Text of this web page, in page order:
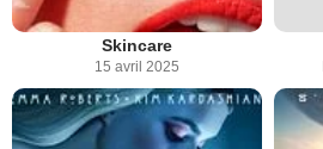
Skincare
15 avril 2025